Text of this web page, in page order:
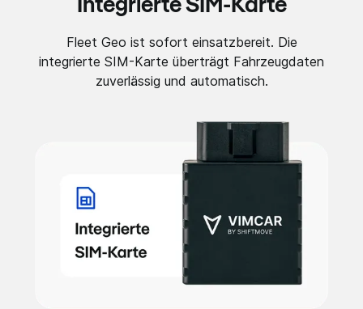
Integrierte SIM-Karte
Fleet Geo ist sofort einsatzbereit. Die
integrierte SIM-Karte überträgt Fahrzeugdaten
zuverlässig und automatisch.